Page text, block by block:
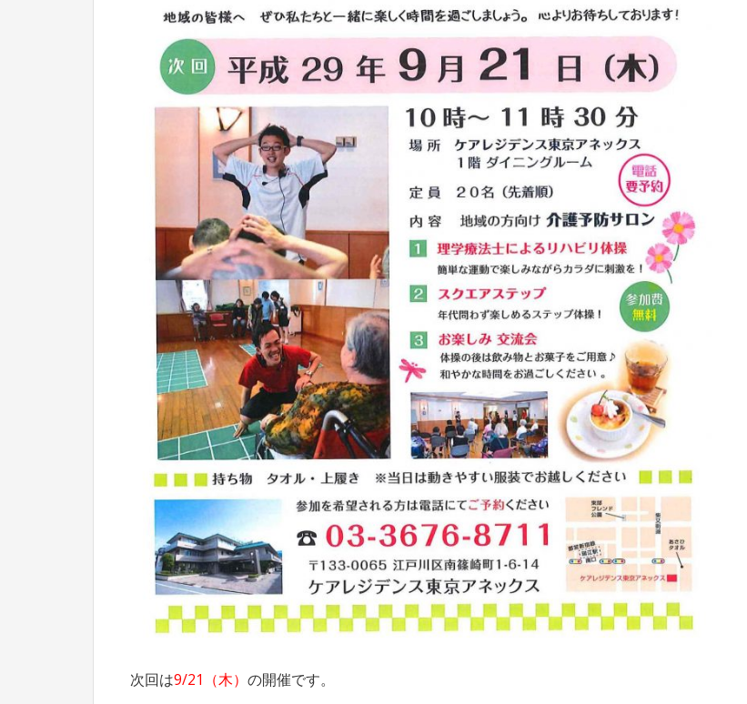
次回は9/21（木） の開催です。